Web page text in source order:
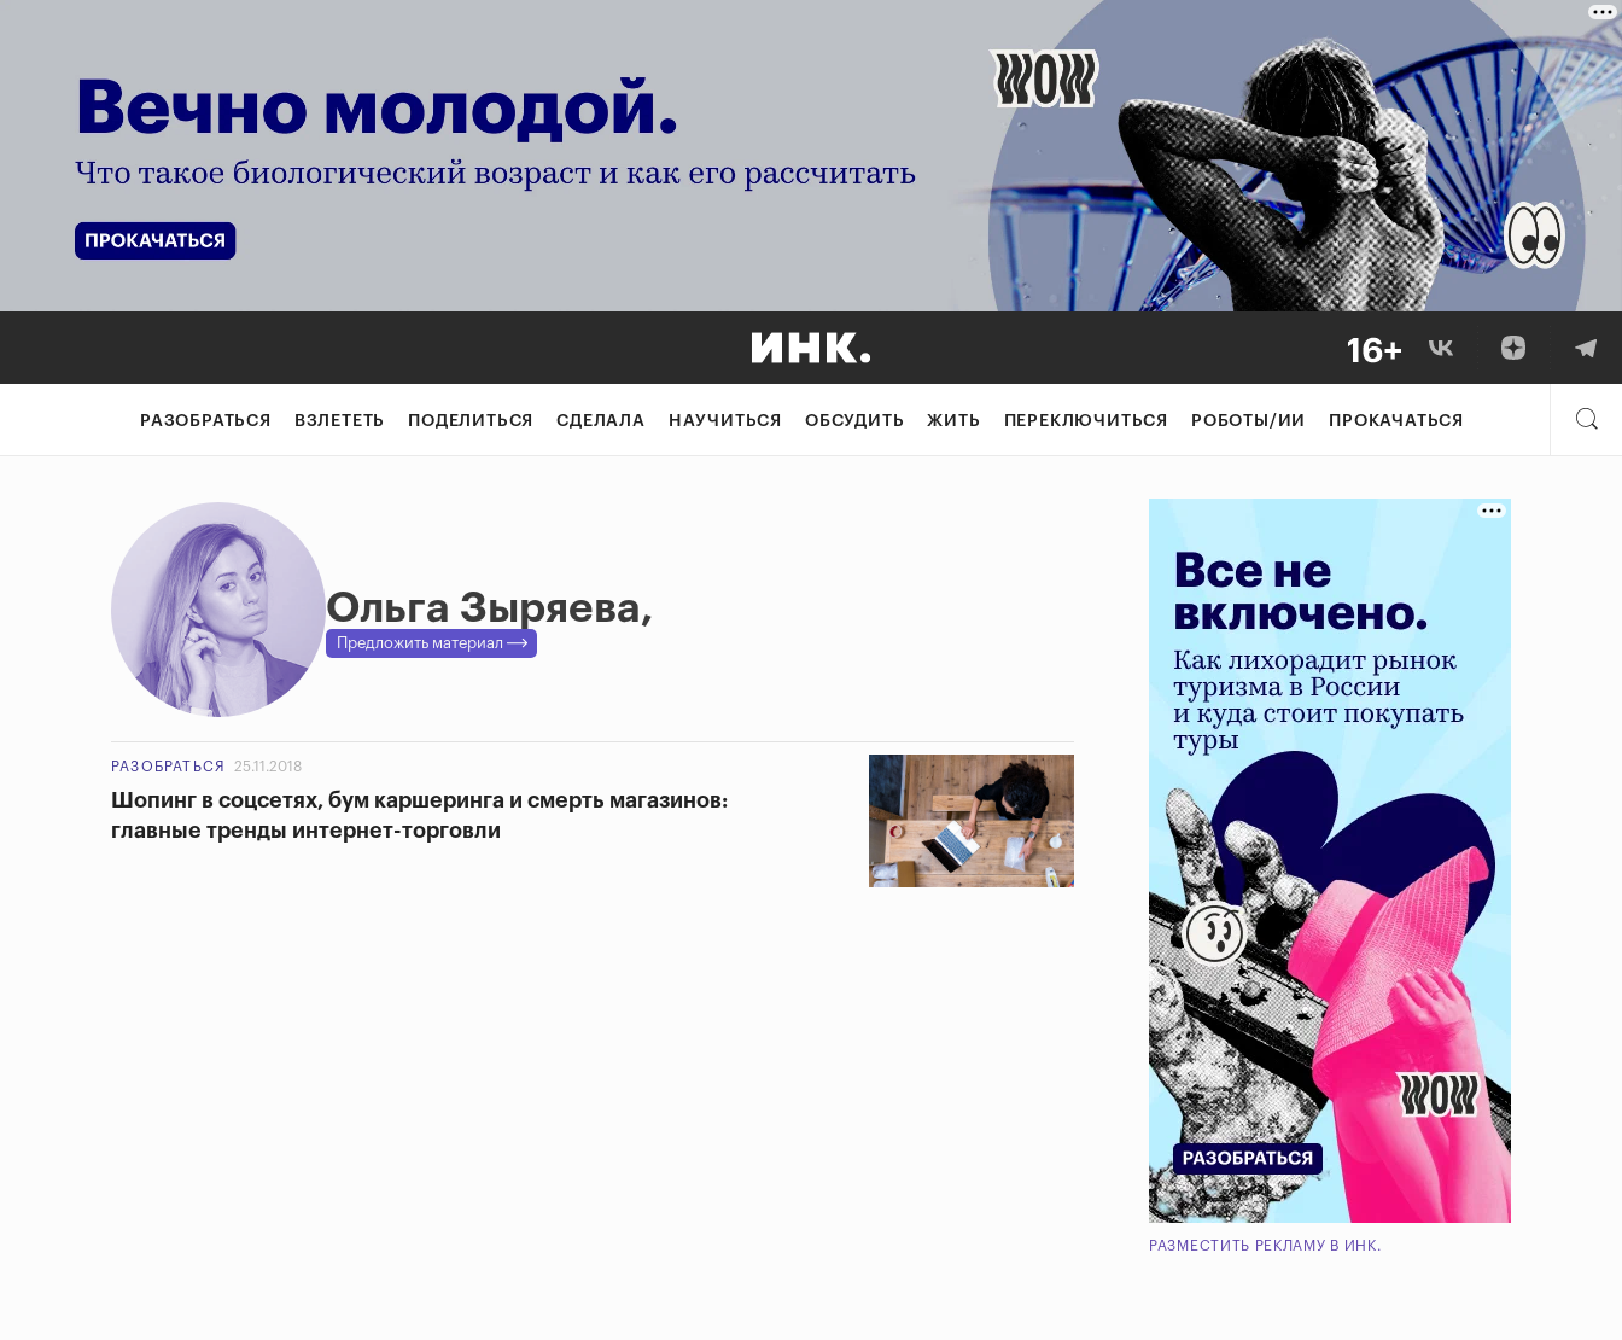
РАЗОБРАТЬСЯ ВЗЛЕТЕТЬ ПОДЕЛИТЬСЯ СДЕЛАЛА НАУЧИТЬСЯ ОБСУДИТЬ ЖИТЬ ПЕРЕКЛЮЧИТЬСЯ РОБОТЫ/ИИ ПРОКАЧАТЬСЯ
Ольга Зыряева,
Предложить материал
РАЗОБРАТЬСЯ 25.11.2018
Шопинг в соцсетях, бум каршеринга и смерть магазинов:
главные тренды интернет-торговли
РАЗМЕСТИТЬ РЕКЛАМУ В ИНК.